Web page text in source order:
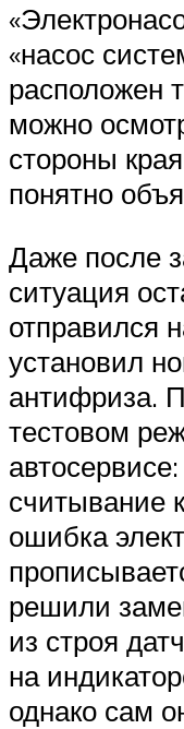
«насос
расположен
можно
стороны
понятно
Даже после
ситуация
отправился
установил
антифриза.
тестовом
считывание
ошибка
решили
из строя
на
однако сам